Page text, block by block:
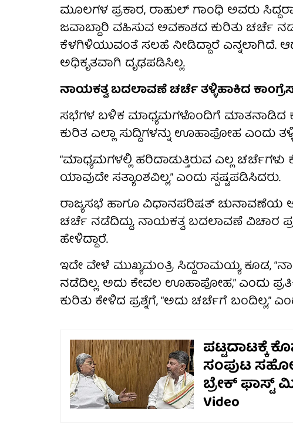
ಮೂಲಗಳ ಪ್ರಕಾರ, ರಾಹುಲ್ ಗಾಂಧಿ ಅವರು
ಜವಾಬ್ದಾರಿ ವಹಿಸುವ ಅವಕಾಶದ ಕುರಿತು ಚರ್ಚೆ
ಕೆಳಗಿಳಿಯುವಂತೆ ಸಲಹೆ ನೀಡಿದ್ದಾರೆ ಎನ್ನಲಾಗಿದೆ.
ಅಧಿಕೃತವಾಗಿ ದೃಢಪಡಿಸಿಲ್ಲ.
ನಾಯಕತ್ವ ಬದಲಾವಣೆ ಚರ್ಚೆ ತಳ್ಳಿಹಾಕಿದ
ಸಭೆಗಳ ಬಳಿಕ ಮಾಧ್ಯಮಗಳೊಂದಿಗೆ ಮಾತನಾಡಿದ
ಕುರಿತ ಎಲ್ಲಾ ಸುದ್ದಿಗಳನ್ನು ಊಹಾಪೋಹ ಎಂದು
“ಮಾಧ್ಯಮಗಳಲ್ಲಿ ಹರಿದಾಡುತ್ತಿರುವ ಎಲ್ಲ
ಯಾವುದೇ ಸತ್ಯಾಂಶವಿಲ್ಲ,” ಎಂದು ಸ್ಪಷ್ಟಪಡಿಸಿದರು.
ರಾಜ್ಯಸಭೆ ಹಾಗೂ ವಿಧಾನಪರಿಷತ್ ಚುನಾವಣೆಯ
ಚರ್ಚೆ ನಡೆದಿದ್ದು, ನಾಯಕತ್ವ ಬದಲಾವಣೆ ವಿಚಾರ
ಹೇಳಿದ್ದಾರೆ.
ಇದೇ ವೇಳೆ ಮುಖ್ಯಮಂತ್ರಿ ಸಿದ್ದರಾಮಯ್ಯ ಕೂಡ,
ನಡೆದಿಲ್ಲ. ಅದು ಕೇವಲ ಊಹಾಪೋಹ,” ಎಂದು
ಕುರಿತು ಕೇಳಿದ ಪ್ರಶ್ನೆಗೆ, “ಅದು ಚರ್ಚೆಗೆ ಬಂದಿಲ್ಲ,”
ಪಟ್ಟದಾಟಕ್ಕೆ
ಸಂಪುಟ
ಬ್ರೇಕ್ ಫಾಸ್ಟ್
Video